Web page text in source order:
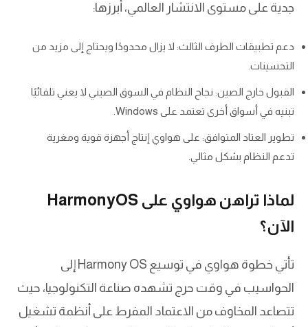
جدية على مستوى الانتشار العالمي، أبرزها:
دعم تطبيقات الطرف الثالث: لا يزال محدودًا ويحتاج إلى مزيد من
التحسينات.
القبول خارج الصين: نجاح النظام في السوق الصيني لا يعني تلقائيًا
تبنيه في أسواق أخرى تعتمد على Windows.
تطوير العتاد المتوافق: على هواوي إنتاج أجهزة قوية ومغرية
تدعم النظام بشكل مثالي.
لماذا تراهن هواوي على HarmonyOS
الآن؟
تأتي خطوة هواوي في توسيع Harmony OS إلى
الحواسيب في وقت حرج تشهده صناعة التكنولوجيا، حيث
تتصاعد المخاوف من الاعتماد المفرط على أنظمة تشغيل